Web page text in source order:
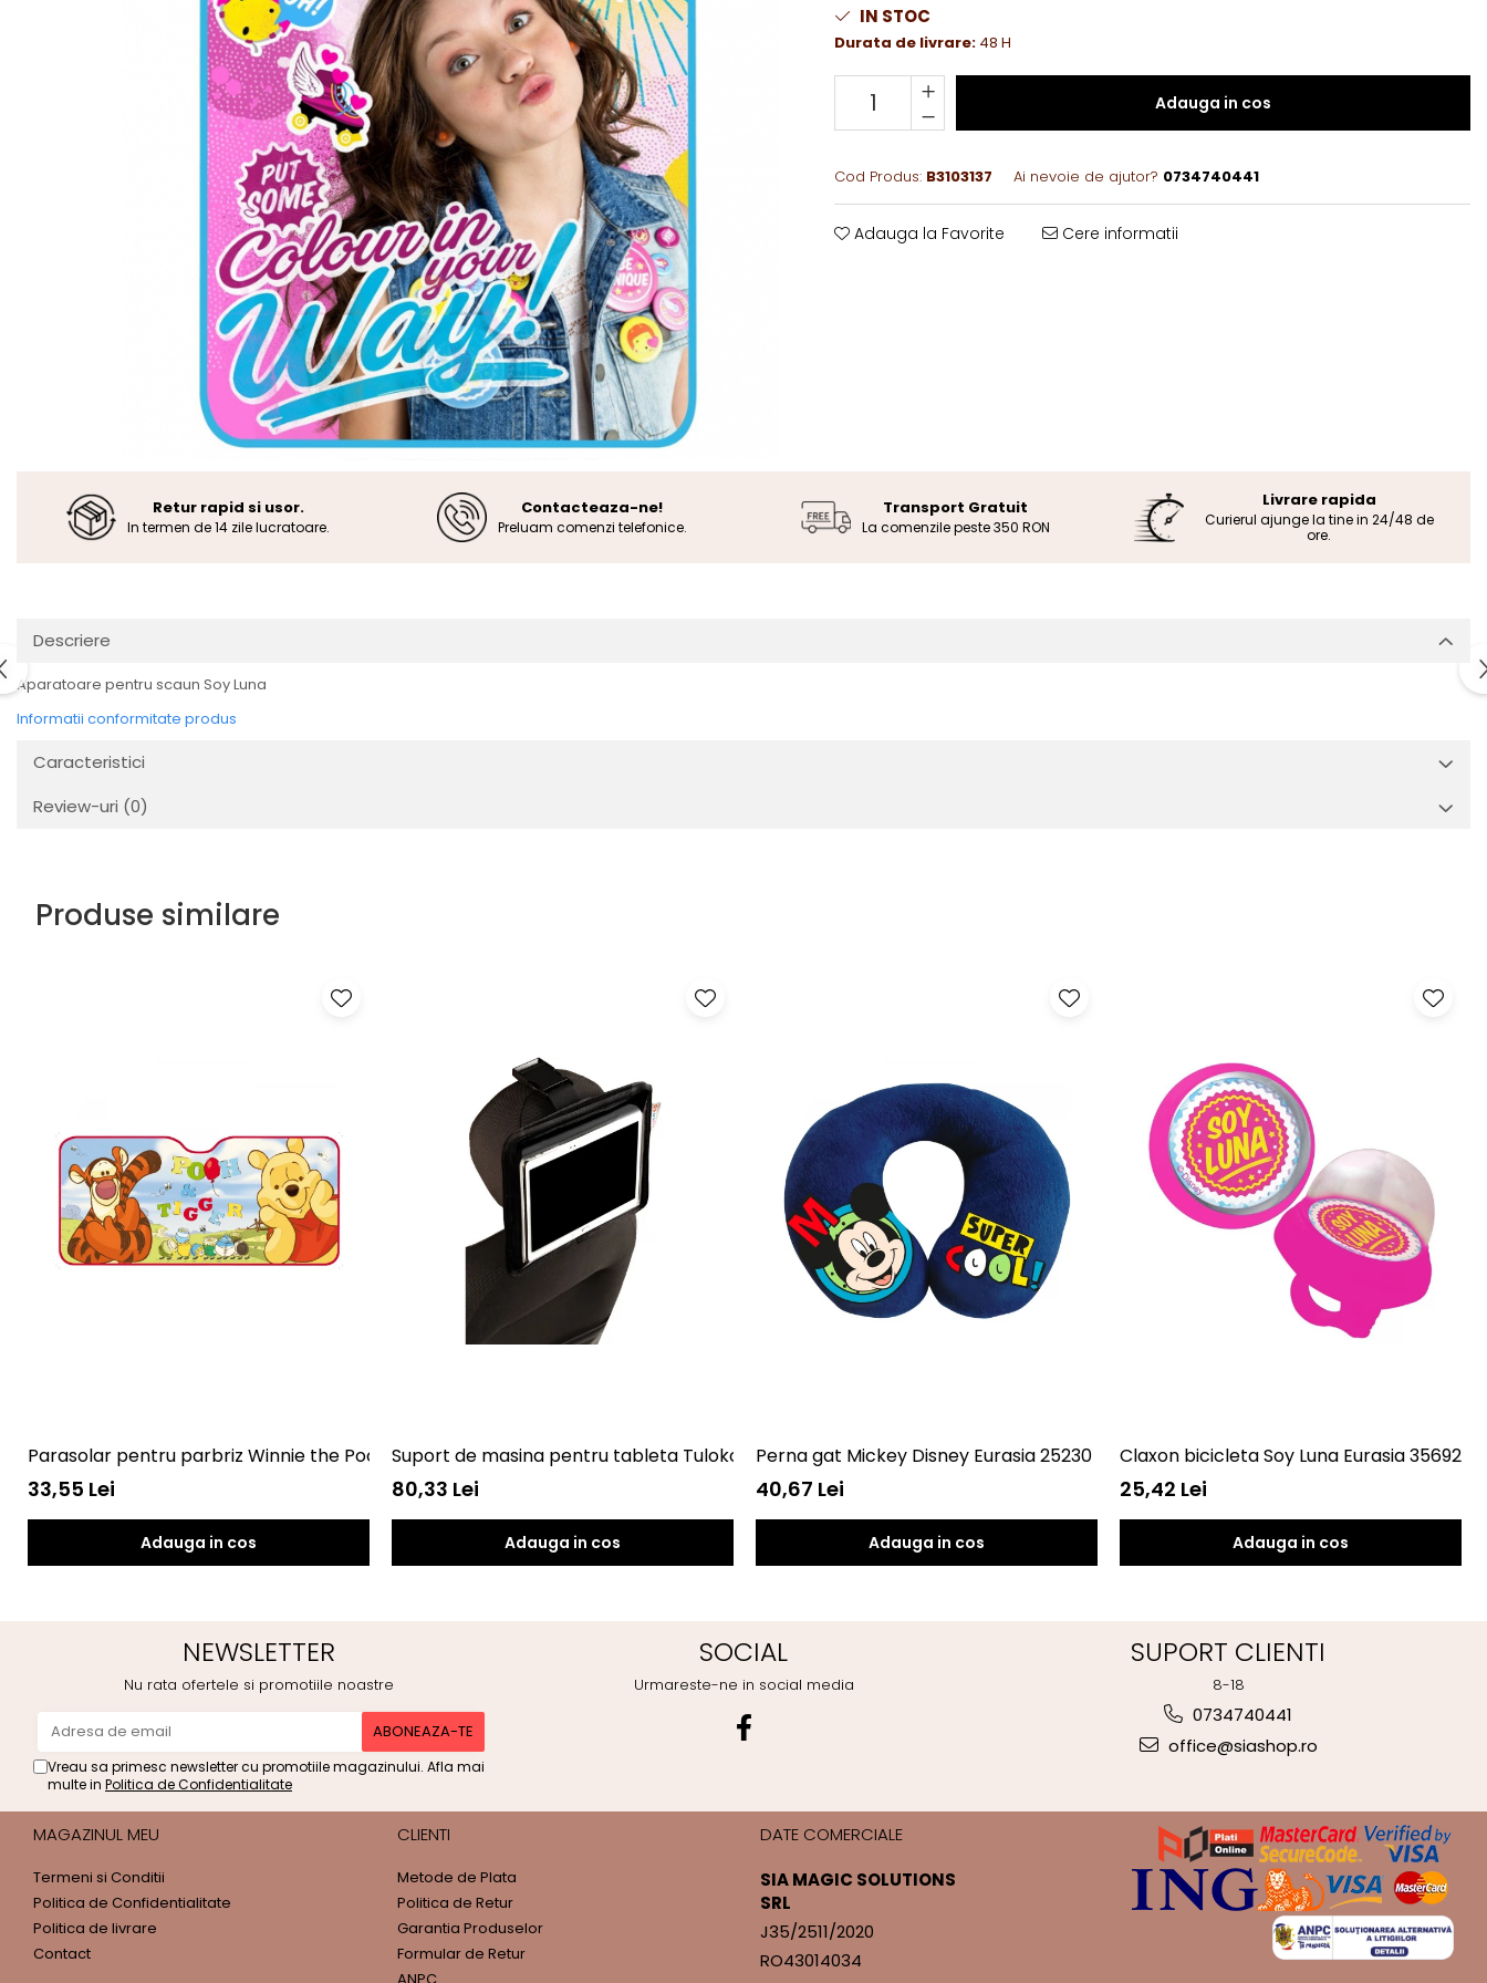
IN STOC
Durata de livrare: 48 H
Adauga in cos
Cod Produs: B3103137 Ai nevoie de ajutor? 0734740441
Adauga la Favorite Cere informatii
Retur rapid si usor.
In termen de 14 zile lucratoare.
Contacteaza-ne!
Preluam comenzi telefonice.
Transport Gratuit
La comenzile peste 350 RON
Livrare rapida
Curierul ajunge la tine in 24/48 de
ore.
Descriere
Aparatoare pentru scaun Soy Luna
Informatii conformitate produs
Caracteristici
Review-uri (0)
Produse similare
Parasolar pentru parbriz Winnie the Pooh Disney Eurasia 26022
33,55 Lei
Adauga in cos
Suport de masina pentru tableta Tuloko TL003
80,33 Lei
Adauga in cos
Perna gat Mickey Disney Eurasia 25230
40,67 Lei
Adauga in cos
Claxon bicicleta Soy Luna Eurasia 35692
25,42 Lei
Adauga in cos
NEWSLETTER
Nu rata ofertele si promotiile noastre
Vreau sa primesc newsletter cu promotiile magazinului. Afla mai
multe in Politica de Confidentialitate
SOCIAL
Urmareste-ne in social media
SUPORT CLIENTI
8-18
0734740441
office@siashop.ro
MAGAZINUL MEU
Termeni si Conditii
Politica de Confidentialitate
Politica de livrare
Contact
CLIENTI
Metode de Plata
Politica de Retur
Garantia Produselor
Formular de Retur
DATE COMERCIALE
SIA MAGIC SOLUTIONS
SRL
J35/2511/2020
RO43014034